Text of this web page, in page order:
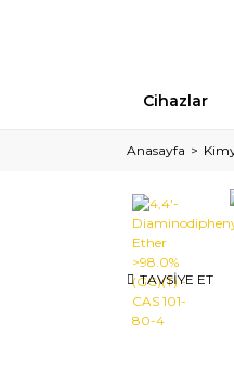
Cihazlar
Anasayfa
TAVSİYE ET